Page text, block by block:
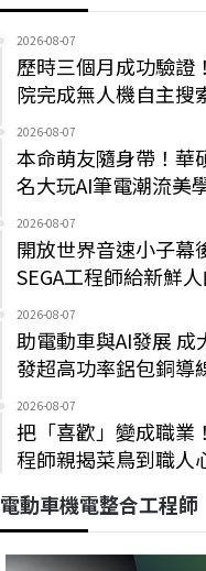
2026-08-07
歷時三個月成功驗證
院完成無人機自主搜
2026-08-07
本命萌友隨身帶！華
名大玩AI筆電潮流美
2026-08-07
開放世界音速小子幕
SEGA工程師給新鮮
2026-08-07
助電動車與AI發展
發超高功率鋁包銅導
2026-08-07
把「喜歡」變成職業
程師親揭菜鳥到職人
電動車機電整合工程師